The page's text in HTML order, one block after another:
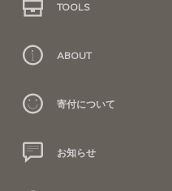
TOOLS
ABOUT
寄付について
お知らせ